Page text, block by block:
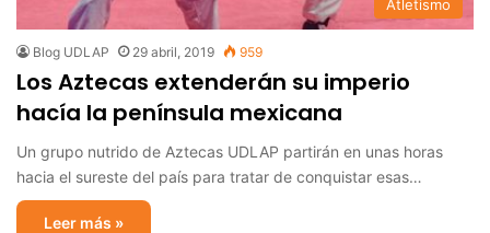
Atletismo
Blog UDLAP 29 abril, 2019 959
Los Aztecas extenderán su imperio
hacía la península mexicana
Un grupo nutrido de Aztecas UDLAP partirán en unas horas
hacia el sureste del país para tratar de conquistar esas…
Leer más »